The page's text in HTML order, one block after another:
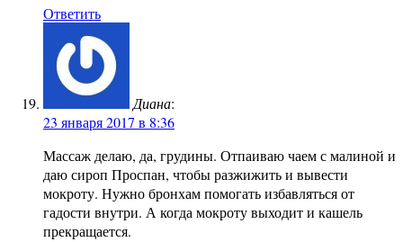
Ответить
Диана:
23 января 2017 в 8:36
Массаж делаю, да, грудины. Отпаиваю чаем с малиной и
даю сироп Проспан, чтобы разжижить и вывести
мокроту. Нужно бронхам помогать избавляться от
гадости внутри. А когда мокроту выходит и кашель
прекращается.